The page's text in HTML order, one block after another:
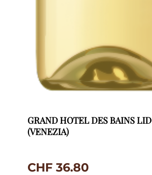
GRAND HOTEL DES BAINS
(VENEZIA)
CHF 36.80